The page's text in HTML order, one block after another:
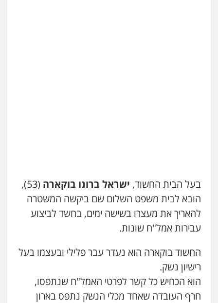
בעל הבית החשוד, ישראל ברונו בוקארה
(53),
הובא לבית משפט השלום שם ביקשה המשטרה
להאריך את מעצרו בשישה ימים, בחשד לביצוע
עבירות אמל"ח שונות.
החשוד בוקארה הוא נעדר עבר פלילי ובעצמו בעל
רישיון נשק.
הוא הכחיש כל קשר לפרטי האמל"ח שנתפסו,
חרף העובדה שאחד מכלי הנשק נתפס בארון